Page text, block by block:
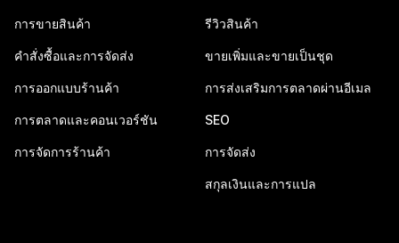
การขายสินค้า
คำสั่งซื้อและการจัดส่ง
การออกแบบร้านค้า
การตลาดและคอนเวอร์ชัน
การจัดการร้านค้า
รีวิวสินค้า
ขายเพิ่มและขายเป็นชุด
การส่งเสริมการตลาดผ่านอีเมล
SEO
การจัดส่ง
สกุลเงินและการแปล